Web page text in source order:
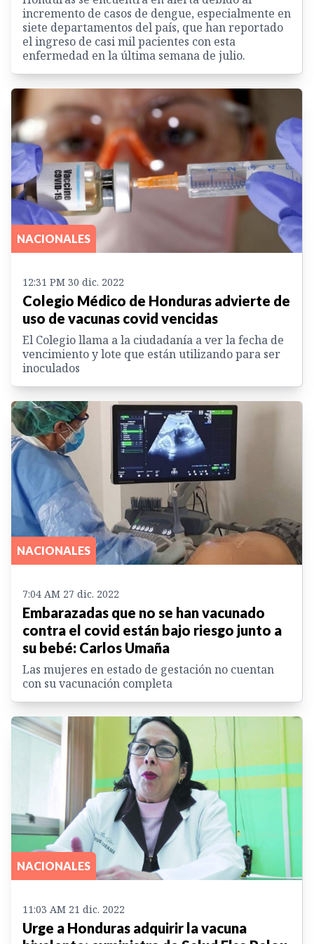
incremento de casos de dengue, especialmente en
siete departamentos del país, que han reportado
el ingreso de casi mil pacientes con esta
enfermedad en la última semana de julio.
NACIONALES
12:31 PM 30 dic. 2022
Colegio Médico de Honduras advierte de
uso de vacunas covid vencidas
El Colegio llama a la ciudadanía a ver la fecha de
vencimiento y lote que están utilizando para ser
inoculados
NACIONALES
7:04 AM 27 dic. 2022
Embarazadas que no se han vacunado
contra el covid están bajo riesgo junto a
su bebé: Carlos Umaña
Las mujeres en estado de gestación no cuentan
con su vacunación completa
NACIONALES
11:03 AM 21 dic. 2022
Urge a Honduras adquirir la vacuna